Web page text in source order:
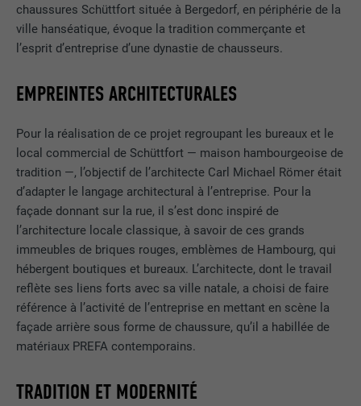
chaussures Schüttfort située à Bergedorf, en périphérie de la
ville hanséatique, évoque la tradition commerçante et
l’esprit d’entreprise d’une dynastie de chausseurs.
EMPREINTES ARCHITECTURALES
Pour la réalisation de ce projet regroupant les bureaux et le
local commercial de Schüttfort — maison hambourgeoise de
tradition —, l’objectif de l’architecte Carl Michael Römer était
d’adapter le langage architectural à l’entreprise. Pour la
façade donnant sur la rue, il s’est donc inspiré de
l’architecture locale classique, à savoir de ces grands
immeubles de briques rouges, emblèmes de Hambourg, qui
hébergent boutiques et bureaux. L’architecte, dont le travail
reflète ses liens forts avec sa ville natale, a choisi de faire
référence à l’activité de l’entreprise en mettant en scène la
façade arrière sous forme de chaussure, qu’il a habillée de
matériaux PREFA contemporains.
TRADITION ET MODERNITÉ